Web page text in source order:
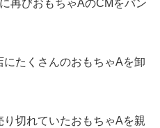
再びおもちゃAのCMをバン
たくさんのおもちゃAを卸
切れていたおもちゃAを親